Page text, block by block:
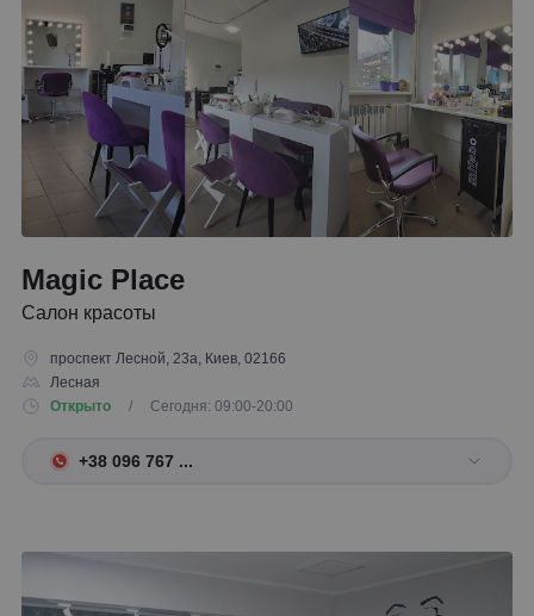
Magic Place
Салон красоты
проспект Лесной, 23а, Киев, 02166
Лесная
Открыто
/ Сегодня: 09:00-20:00
+38 096 767 ...